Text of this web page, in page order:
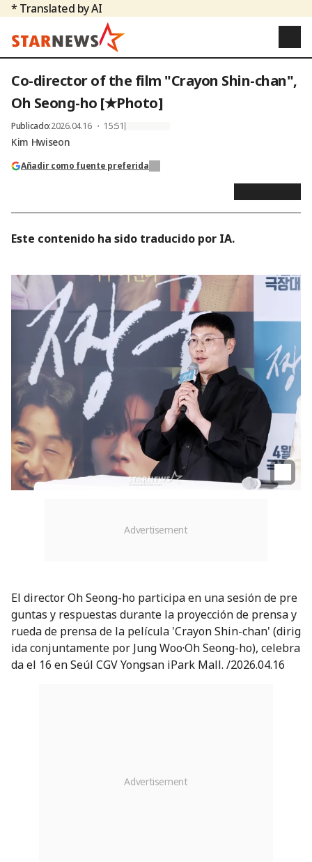
* Translated by AI
Co-director of the film "Crayon Shin-chan",
Oh Seong-ho [★Photo]
Publicado:2026.04.16 ・ 15:51
Kim Hwiseon
Añadir como fuente preferida
Este contenido ha sido traducido por IA.
El director Oh Seong-ho participa en una sesión de pre
guntas y respuestas durante la proyección de prensa y
rueda de prensa de la película 'Crayon Shin-chan' (dirig
ida conjuntamente por Jung Woo·Oh Seong-ho), celebra
da el 16 en Seúl CGV Yongsan iPark Mall. /2026.04.16